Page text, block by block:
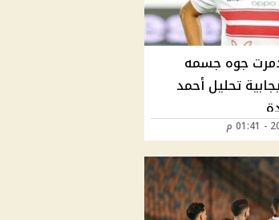
جوه جسمه
تحليل أحمد